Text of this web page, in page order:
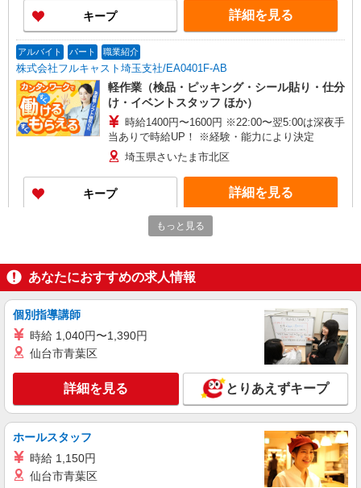
キープ 詳細を見る
アルバイト パート 職業紹介
株式会社フルキャスト埼玉支社/EA0401F-AB
軽作業（検品・ピッキング・シール貼り・仕分
け・イベントスタッフ ほか）
時給1400円〜1600円 ※22:00〜翌5:00は深夜手
当ありで時給UP！ ※経験・能力により決定
埼玉県さいたま市北区
キープ 詳細を見る
お煎餅の袋詰め作業
時給1145円〜 月収例①：91,600円 (時給1,145
円×1日5h×月16日勤務の場合) 月収例②：41,220円
(時給1,145円×1日3h×月12日勤務の場合)
東大成工場 （埼玉県さいたま市北区東大成町
2-365）
キープ 詳細を見る
派遣社員
株式会社テクノ・サービス/お仕事No/0807266
NEW
埼玉県さいたま市北区 ＊車・バイク通勤OK
もっと見る
あなたにおすすめの求人情報
個別指導講師
時給 1,040円〜1,390円
仙台市青葉区
詳細を見る とりあえずキープ
ホールスタッフ
時給 1,150円
仙台市青葉区